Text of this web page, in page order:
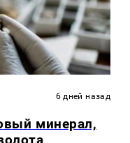
6 дней назад
минерал,